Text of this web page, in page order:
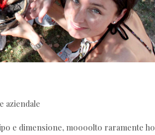
aziendale
e dimensione, moooolto raramente ho